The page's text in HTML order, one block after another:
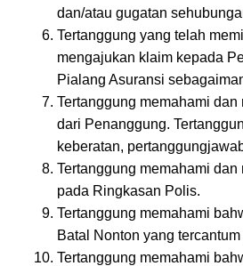
dan/atau gugatan
Tertanggung yang telah
mengajukan klaim kepada
Pialang Asuransi
Tertanggung memahami
dari Penanggung.
keberatan,
Tertanggung memahami
pada Ringkasan Polis.
Tertanggung memahami
Batal Nonton yang
Tertanggung memahami